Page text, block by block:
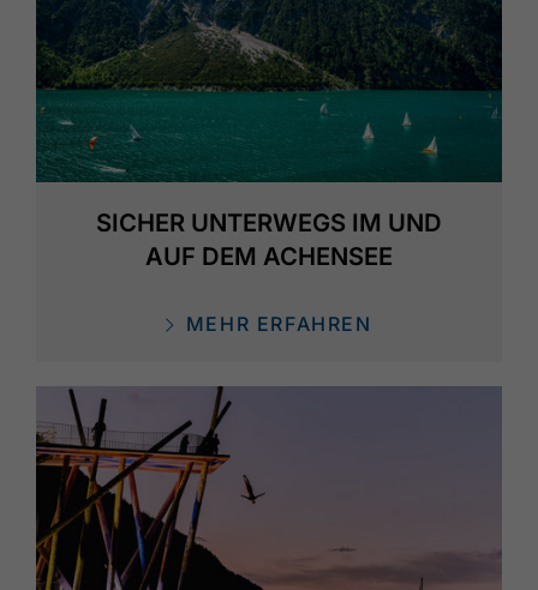
SICHER UNTERWEGS IM UND
AUF DEM ACHENSEE
MEHR ERFAHREN